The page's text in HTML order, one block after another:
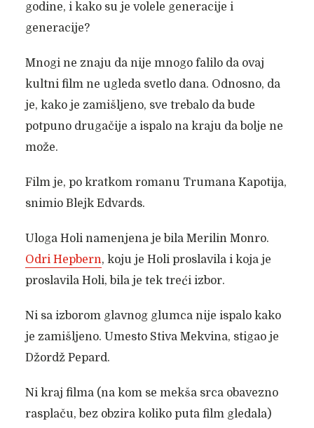
godine, i kako su je volele generacije i
generacije?
Mnogi ne znaju da nije mnogo falilo da ovaj
kultni film ne ugleda svetlo dana. Odnosno, da
je, kako je zamišljeno, sve trebalo da bude
potpuno drugačije a ispalo na kraju da bolje ne
može.
Film je, po kratkom romanu Trumana Kapotija,
snimio Blejk Edvards.
Uloga Holi namenjena je bila Merilin Monro.
Odri Hepbern, koju je Holi proslavila i koja je
proslavila Holi, bila je tek treći izbor.
Ni sa izborom glavnog glumca nije ispalo kako
je zamišljeno. Umesto Stiva Mekvina, stigao je
Džordž Pepard.
Ni kraj filma (na kom se mekša srca obavezno
rasplaču, bez obzira koliko puta film gledala)